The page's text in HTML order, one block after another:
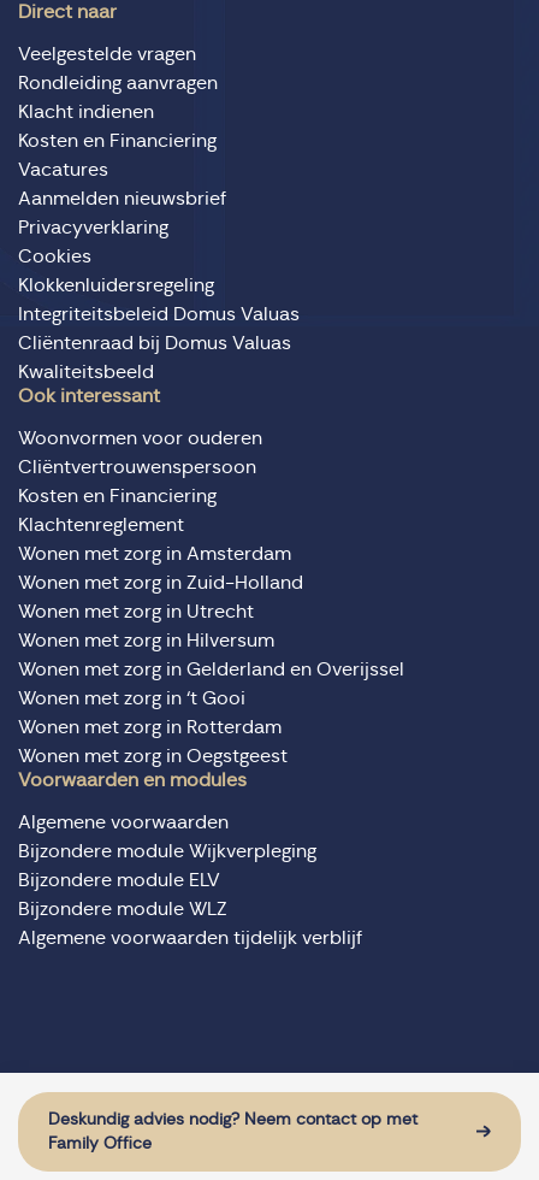
Deskundig advies nodig? Neem contact op met
Family Office
Direct naar
Veelgestelde vragen
Rondleiding aanvragen
Klacht indienen
Kosten en Financiering
Vacatures
Aanmelden nieuwsbrief
Privacyverklaring
Cookies
Klokkenluidersregeling
Integriteitsbeleid Domus Valuas
Cliëntenraad bij Domus Valuas
Kwaliteitsbeeld
Ook interessant
Woonvormen voor ouderen
Cliëntvertrouwenspersoon
Kosten en Financiering
Klachtenreglement
Wonen met zorg in Amsterdam
Wonen met zorg in Zuid-Holland
Wonen met zorg in Utrecht
Wonen met zorg in Hilversum
Wonen met zorg in Gelderland en Overijssel
Wonen met zorg in ‘t Gooi
Wonen met zorg in Rotterdam
Wonen met zorg in Oegstgeest
Voorwaarden en modules
Algemene voorwaarden
Bijzondere module Wijkverpleging
Bijzondere module ELV
Bijzondere module WLZ
Algemene voorwaarden tijdelijk verblijf
Website door: Sturdy Digital